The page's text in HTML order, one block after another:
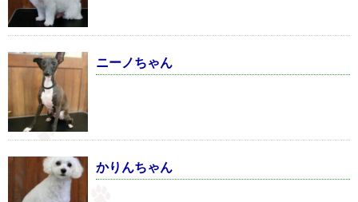
ニーノちゃん
かりんちゃん